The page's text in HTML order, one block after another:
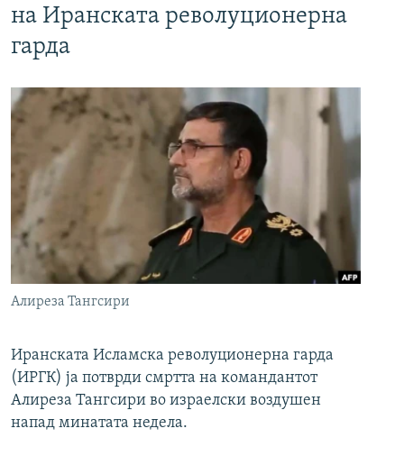
на Иранската револуционерна
гарда
Алиреза Тангсири
Иранската Исламска револуционерна гарда
(ИРГК) ја потврди смртта на командантот
Алиреза Тангсири во израелски воздушен
напад минатата недела.